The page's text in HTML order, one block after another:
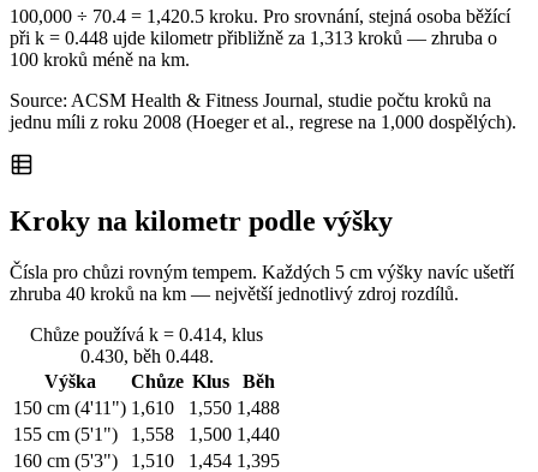
100,000 ÷ 70.4 = 1,420.5 kroku. Pro srovnání, stejná osoba běžící
při k = 0.448 ujde kilometr přibližně za 1,313 kroků — zhruba o
100 kroků méně na km.
Source: ACSM Health & Fitness Journal, studie počtu kroků na
jednu míli z roku 2008 (Hoeger et al., regrese na 1,000 dospělých).
Kroky na kilometr podle výšky
Čísla pro chůzi rovným tempem. Každých 5 cm výšky navíc ušetří
zhruba 40 kroků na km — největší jednotlivý zdroj rozdílů.
Chůze používá k = 0.414, klus
0.430, běh 0.448.
Výška
Chůze Klus
Běh
150 cm (4'11") 1,610 1,550 1,488
155 cm (5'1")
1,558 1,500 1,440
160 cm (5'3")
1,510 1,454 1,395